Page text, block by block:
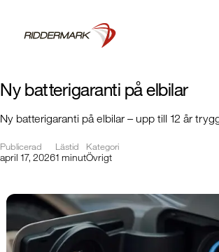
Ny batterigaranti på elbilar
Ny batterigaranti på elbilar – upp till 12 år
Publicerad
april 17, 2026
Lästid
1 minut
Kategori
Övrigt